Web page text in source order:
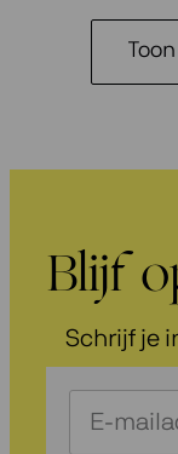
Blijf
Schrijf je
Schrijf